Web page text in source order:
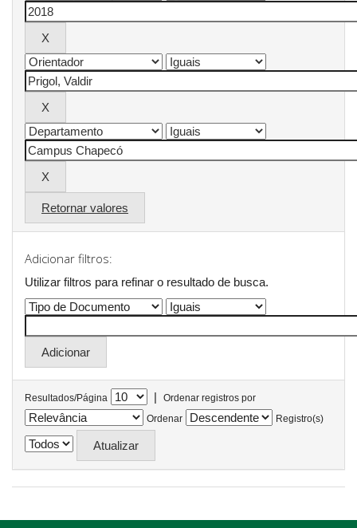
Retornar valores
Adicionar filtros:
Utilizar filtros para refinar o resultado de busca.
Resultados/Página |
Ordenar registros por
Ordenar
Registro(s)